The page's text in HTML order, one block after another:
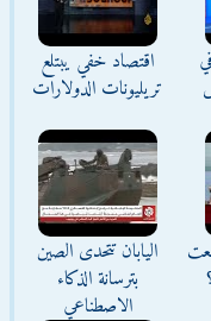
اقتصاد خفي يبتلع
تريليونات الدولارات
اليابان تتحدى الصين
بترسانة الذكاء
الاصطناعي